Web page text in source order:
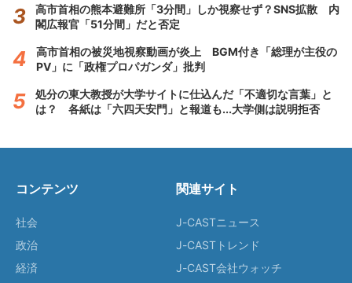
高市首相の熊本避難所「3分間」しか視察せず？SNS拡散 内
閣広報官「51分間」だと否定
高市首相の被災地視察動画が炎上 BGM付き「総理が主役の
PV」に「政権プロパガンダ」批判
処分の東大教授が大学サイトに仕込んだ「不適切な言葉」と
は？ 各紙は「六四天安門」と報道も...大学側は説明拒否
コンテンツ
社会
政治
経済
関連サイト
J-CASTニュース
J-CASTトレンド
J-CAST会社ウォッチ